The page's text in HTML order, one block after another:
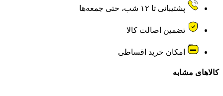
پشتیبانی تا ۱۲ شب، حتی جمعه‌ها
تضمین اصالت کالا
امکان خرید اقساطی
کالاهای مشابه